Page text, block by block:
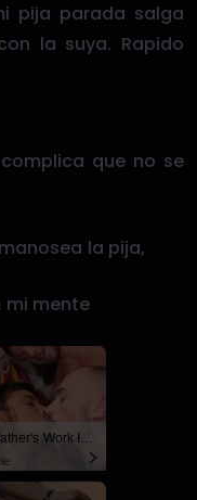
pija parada salga
la suya. Rapido
que no se
la pija,
mente
A Stepfather's Work Is Never Done